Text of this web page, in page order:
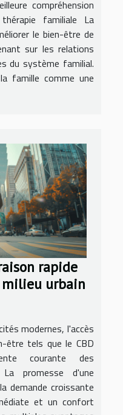
compréhension
familiale La
le bien-être de
sur les relations
du système familial.
famille comme une
rapide
milieu urbain
modernes, l'accès
être tels que le CBD
courante des
La promesse d'une
demande croissante
et un confort